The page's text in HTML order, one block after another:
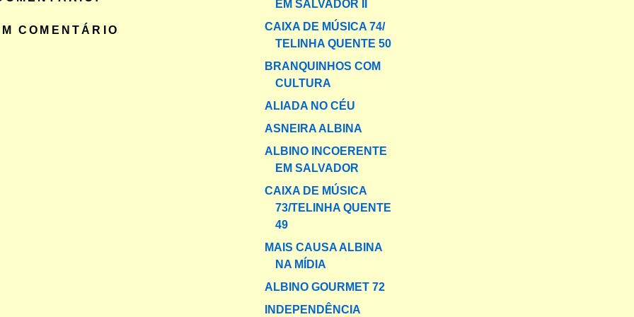
COMENTÁRIO
EM SALVADOR II
CAIXA DE MÚSICA 74/
TELINHA QUENTE 50
BRANQUINHOS COM
CULTURA
ALIADA NO CÉU
ASNEIRA ALBINA
ALBINO INCOERENTE
EM SALVADOR
CAIXA DE MÚSICA
73/TELINHA QUENTE
49
MAIS CAUSA ALBINA
NA MÍDIA
ALBINO GOURMET 72
INDEPENDÊNCIA